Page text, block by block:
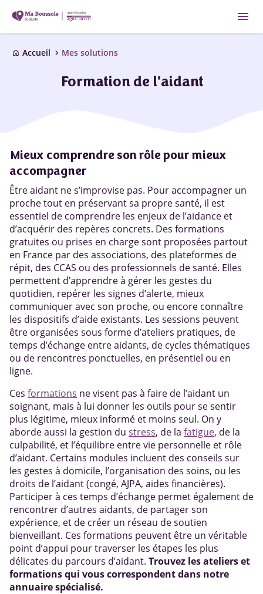
menu
home Accueil chevron_right Mes solutions
Formation de l'aidant
Mieux comprendre son rôle pour mieux
accompagner
Être aidant ne s’improvise pas. Pour accompagner un
proche tout en préservant sa propre santé, il est
essentiel de comprendre les enjeux de l’aidance et
d’acquérir des repères concrets. Des formations
gratuites ou prises en charge sont proposées partout
en France par des associations, des plateformes de
répit, des CCAS ou des professionnels de santé. Elles
permettent d’apprendre à gérer les gestes du
quotidien, repérer les signes d’alerte, mieux
communiquer avec son proche, ou encore connaître
les dispositifs d’aide existants. Les sessions peuvent
être organisées sous forme d’ateliers pratiques, de
temps d’échange entre aidants, de cycles thématiques
ou de rencontres ponctuelles, en présentiel ou en
ligne.
Ces formations ne visent pas à faire de l’aidant un
soignant, mais à lui donner les outils pour se sentir
plus légitime, mieux informé et moins seul. On y
aborde aussi la gestion du stress, de la fatigue, de la
culpabilité, et l’équilibre entre vie personnelle et rôle
d’aidant. Certains modules incluent des conseils sur
les gestes à domicile, l’organisation des soins, ou les
droits de l’aidant (congé, AJPA, aides financières).
Participer à ces temps d’échange permet également de
rencontrer d’autres aidants, de partager son
expérience, et de créer un réseau de soutien
bienveillant. Ces formations peuvent être un véritable
point d’appui pour traverser les étapes les plus
délicates du parcours d’aidant. Trouvez les ateliers et
formations qui vous correspondent dans notre
annuaire spécialisé.